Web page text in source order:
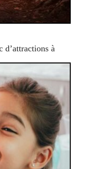
d’attractions à